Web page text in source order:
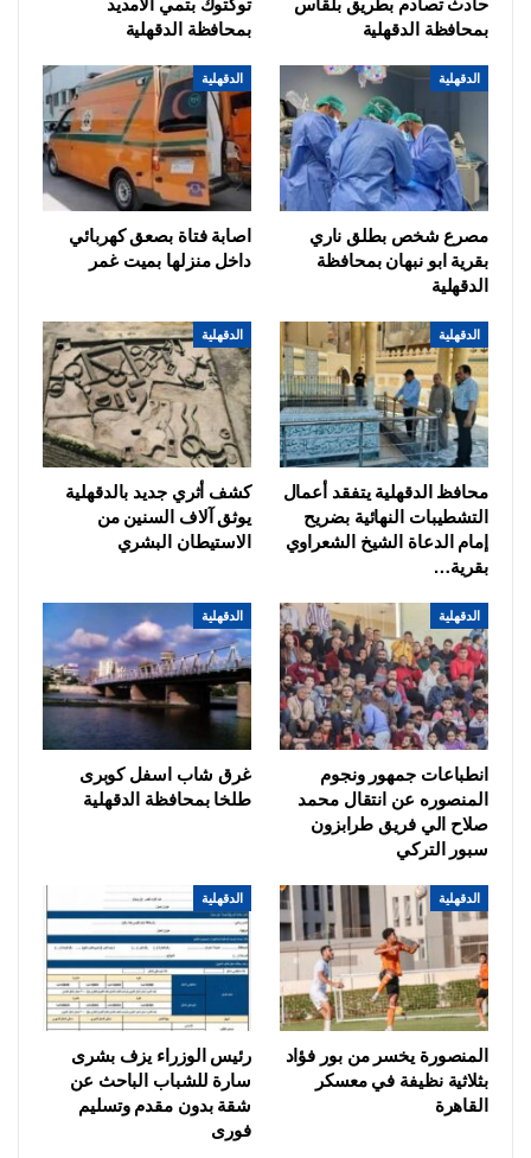
حادث تصادم بطريق بلقاس
بمحافظة الدقهلية
توكتوك بتمي الامديد
بمحافظة الدقهلية
الدقهلية
مصرع شخص بطلق ناري
بقرية ابو نبهان بمحافظة
الدقهلية
الدقهلية
اصابة فتاة بصعق كهربائي
داخل منزلها بميت غمر
الدقهلية
محافظ الدقهلية يتفقد أعمال
التشطيبات النهائية بضريح
إمام الدعاة الشيخ الشعراوي
بقرية…
الدقهلية
كشف أثري جديد بالدقهلية
يوثق آلاف السنين من
الاستيطان البشري
الدقهلية
انطباعات جمهور ونجوم
المنصوره عن انتقال محمد
صلاح الي فريق طرابزون
سبور التركي
الدقهلية
غرق شاب اسفل كوبرى
طلخا بمحافظة الدقهلية
الدقهلية
المنصورة يخسر من بور فؤاد
بثلاثية نظيفة في معسكر
القاهرة
الدقهلية
رئيس الوزراء يزف بشرى
سارة للشباب الباحث عن
شقة بدون مقدم وتسليم
فورى